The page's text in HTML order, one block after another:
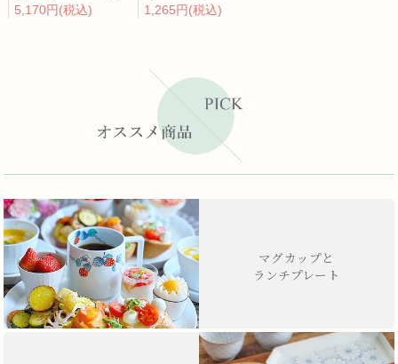
5,170円(税込)
1,265円(税込)
マグカップと
ランチプレート